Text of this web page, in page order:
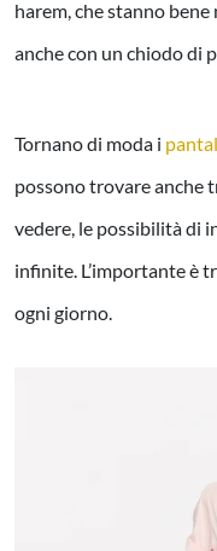
harem, che stanno
anche con un chiodo di
Tornano di moda i
possono trovare anche
vedere, le possibilità di
infinite. L’importante è
ogni giorno.